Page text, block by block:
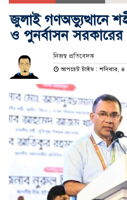
জুলাই গণঅভ্যুত্থানে
ও পুনর্বাসন সরকারের
নিজস্ব প্রতিবেদক
আপডেট টাইম : শনিবার, ৪